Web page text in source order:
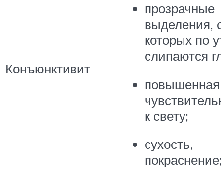
Конъюнктивит
прозрачные
выделения,
которых по
слипаются
повышенная
к свету;
сухость,